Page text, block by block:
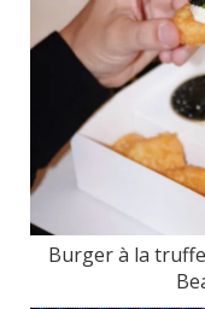
Burger à la